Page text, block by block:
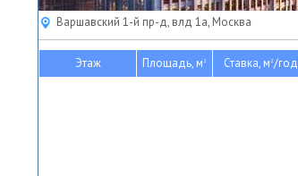
Варшавский 1-й пр-д, влд 1а, Москва
Этаж Площадь, м2 Ставка, м2/год